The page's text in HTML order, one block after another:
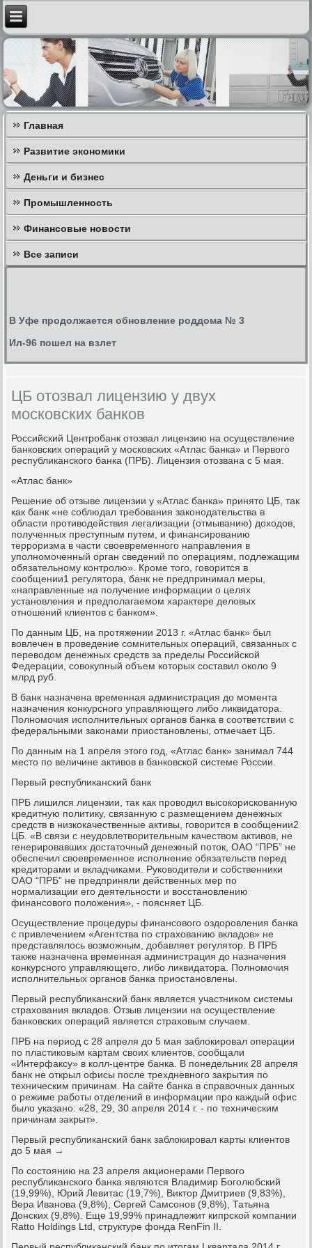
Главная
Развитие экономики
Деньги и бизнес
Промышленность
Финансовые новости
Все записи
В Уфе продолжается обновление роддома № 3
Ил-96 пошел на взлет
ЦБ отозвал лицензию у двух
московских банков
Российский Центробанк отозвал лицензию на осуществление
банковских операций у московских «Атлас банка» и Первого
республиканского банка (ПРБ). Лицензия отозвана с 5 мая.
«Атлас банк»
Решение об отзыве лицензии у «Атлас банка» принято ЦБ, так
как банк «не соблюдал требования законодательства в
области противодействия легализации (отмыванию) доходов,
полученных преступным путем, и финансированию
терроризма в части своевременного направления в
уполномоченный орган сведений по операциям, подлежащим
обязательному контролю». Кроме того, говорится в
сообщении1 регулятора, банк не предпринимал меры,
«направленные на получение информации о целях
установления и предполагаемом характере деловых
отношений клиентов с банком».
По данным ЦБ, на протяжении 2013 г. «Атлас банк» был
вовлечен в проведение сомнительных операций, связанных с
переводом денежных средств за пределы Российской
Федерации, совокупный объем которых составил около 9
млрд руб.
В банк назначена временная администрация до момента
назначения конкурсного управляющего либо ликвидатора.
Полномочия исполнительных органов банка в соответствии с
федеральными законами приостановлены, отмечает ЦБ.
По данным на 1 апреля этого год, «Атлас банк» занимал 744
место по величине активов в банковской системе России.
Первый республиканский банк
ПРБ лишился лицензии, так как проводил высокорискованную
кредитную политику, связанную с размещением денежных
средств в низкокачественные активы, говорится в сообщении2
ЦБ. «В связи с неудовлетворительным качеством активов, не
генерировавших достаточный денежный поток, ОАО “ПРБ” не
обеспечил своевременное исполнение обязательств перед
кредиторами и вкладчиками. Руководители и собственники
ОАО “ПРБ” не предприняли действенных мер по
нормализации его деятельности и восстановлению
финансового положения», - поясняет ЦБ.
Осуществление процедуры финансового оздоровления банка
с привлечением «Агентства по страхованию вкладов» не
представлялось возможным, добавляет регулятор. В ПРБ
также назначена временная администрация до назначения
конкурсного управляющего, либо ликвидатора. Полномочия
исполнительных органов банка приостановлены.
Первый республиканский банк является участником системы
страхования вкладов. Отзыв лицензии на осуществление
банковских операций является страховым случаем.
ПРБ на период с 28 апреля до 5 мая заблокировал операции
по пластиковым картам своих клиентов, сообщали
«Интерфаксу» в колл-центре банка. В понедельник 28 апреля
банк не открыл офисы после трехдневного закрытия по
техническим причинам. На сайте банка в справочных данных
о режиме работы отделений в информации про каждый офис
было указано: «28, 29, 30 апреля 2014 г. - по техническим
причинам закрыт».
Первый республиканский банк заблокировал карты клиентов
до 5 мая →
По состоянию на 23 апреля акционерами Первого
республиканского банка являются Владимир Боголюбский
(19,99%), Юрий Левитас (19,7%), Виктор Дмитриев (9,83%),
Вера Иванова (9,8%), Сергей Самсонов (9,8%), Татьяна
Донских (9,8%). Еще 19,99% принадлежит кипрской компании
Ratto Holdings Ltd, структуре фонда RenFin II.